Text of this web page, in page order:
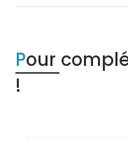
Pour compléter votre sélection
!